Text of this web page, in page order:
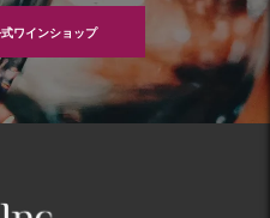
ワインショップ